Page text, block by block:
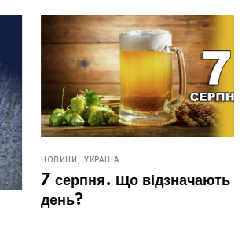
НОВИНИ, УКРАЇНА
7 серпня. Що відзначають в цей
день?